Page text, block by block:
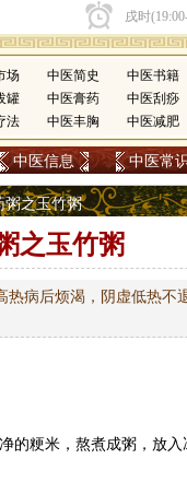
场 中医简史 中医书籍
罐 中医膏药 中医刮痧
法 中医丰胸 中医减肥
中医信息 中医常
之玉竹粥
之玉竹粥
病后烦渴，阴虚低热不
的粳米，熬煮成粥，放入